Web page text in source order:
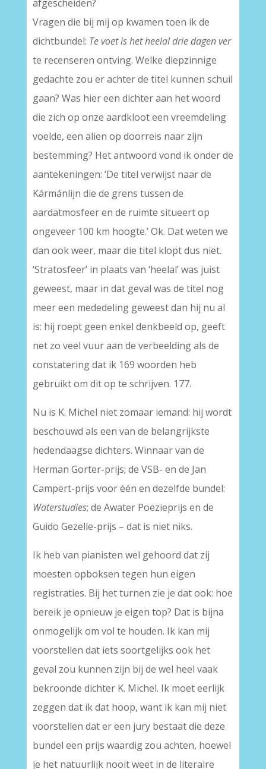
afgescheiden?
Vragen die bij mij op kwamen toen ik de
dichtbundel: Te voet is het heelal drie dagen ver
te recenseren ontving. Welke diepzinnige
gedachte zou er achter de titel kunnen schuil
gaan? Was hier een dichter aan het woord
die zich op onze aardkloot een vreemdeling
voelde, een alien op doorreis naar zijn
bestemming? Het antwoord vond ik onder de
aantekeningen: ‘De titel verwijst naar de
Kármánlijn die de grens tussen de
aardatmosfeer en de ruimte situeert op
ongeveer 100 km hoogte.’ Ok. Dat weten we
dan ook weer, maar die titel klopt dus niet.
‘Stratosfeer’ in plaats van ‘heelal’ was juist
geweest, maar in dat geval was de titel nog
meer een mededeling geweest dan hij nu al
is: hij roept geen enkel denkbeeld op, geeft
net zo veel vuur aan de verbeelding als de
constatering dat ik 169 woorden heb
gebruikt om dit op te schrijven. 177.
Nu is K. Michel niet zomaar iemand: hij wordt
beschouwd als een van de belangrijkste
hedendaagse dichters. Winnaar van de
Herman Gorter-prijs; de VSB- en de Jan
Campert-prijs voor één en dezelfde bundel:
Waterstudies; de Awater Poëzieprijs en de
Guido Gezelle-prijs – dat is niet niks.
Ik heb van pianisten wel gehoord dat zij
moesten opboksen tegen hun eigen
registraties. Bij het turnen zie je dat ook: hoe
bereik je opnieuw je eigen top? Dat is bijna
onmogelijk om vol te houden. Ik kan mij
voorstellen dat iets soortgelijks ook het
geval zou kunnen zijn bij de wel heel vaak
bekroonde dichter K. Michel. Ik moet eerlijk
zeggen dat ik dat hoop, want ik kan mij niet
voorstellen dat er een jury bestaat die deze
bundel een prijs waardig zou achten, hoewel
je het natuurlijk nooit weet in de literaire